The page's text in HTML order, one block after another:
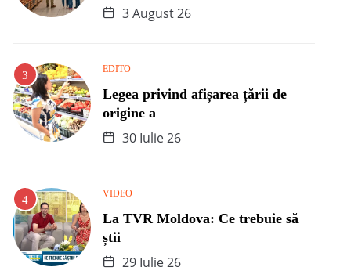
3 August 26
EDITO
Legea privind afișarea țării de
origine a
30 Iulie 26
VIDEO
La TVR Moldova: Ce trebuie să
știi
29 Iulie 26